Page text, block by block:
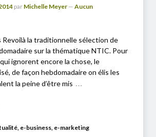
par Michelle Meyer — Aucun
Revoilà la traditionnelle sélection de
sur la thématique NTIC. Pour
ignorent encore la chose, le
de façon hebdomadaire on élis les
la peine d’être mis …
, e-business, e-marketing